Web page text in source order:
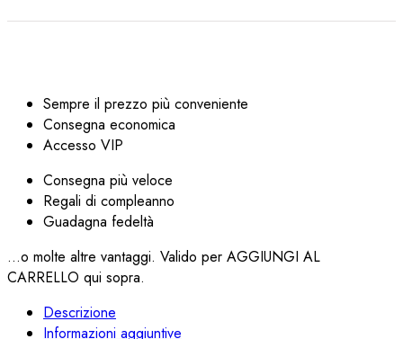
Sempre il prezzo più conveniente
Consegna economica
Accesso VIP
Consegna più veloce
Regali di compleanno
Guadagna fedeltà
...o molte altre vantaggi. Valido per AGGIUNGI AL
CARRELLO qui sopra.
Descrizione
Informazioni aggiuntive